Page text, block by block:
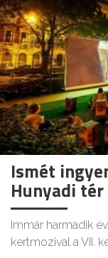
Ismét
Hunyadi
Immár harmadik
kertmozival a VII.